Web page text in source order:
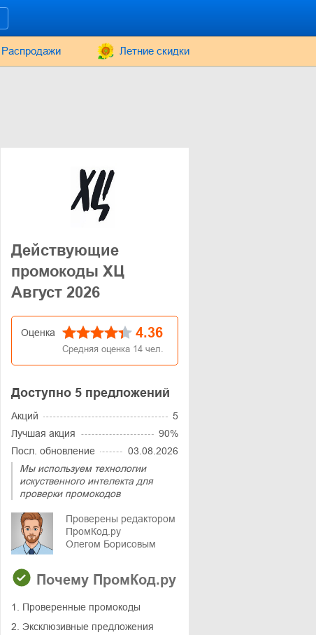
Распродажи Летние скидки
Действующие
промокоды ХЦ
Август 2026
Оценка 4.36
Средняя оценка 14 чел.
Доступно 5 предложений
Акций
5
Лучшая акция
90%
Посл. обновление
03.08.2026
Мы используем технологии
искуственного интелекта для
проверки промокодов
Проверены редактором
ПромКод.ру
Олегом Борисовым
Почему ПромКод.ру
1. Проверенные промокоды
2. Эксклюзивные предложения